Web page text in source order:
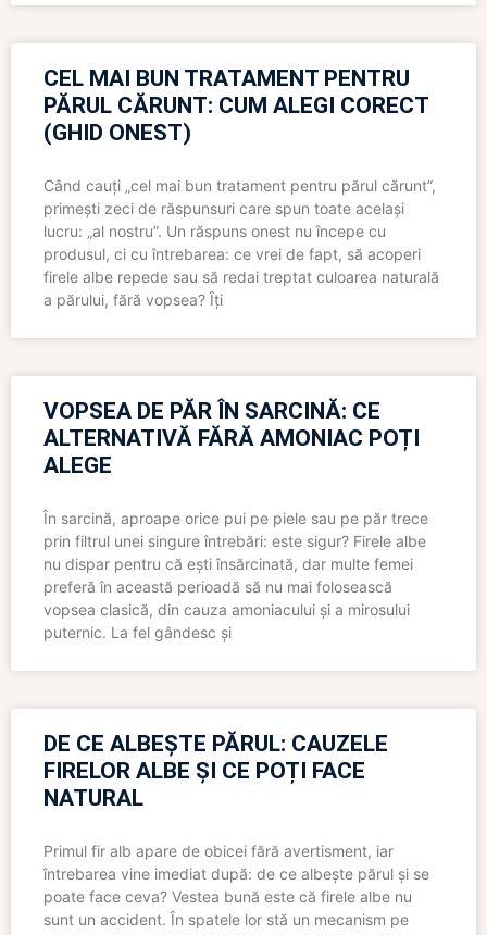
CEL MAI BUN TRATAMENT PENTRU
PĂRUL CĂRUNT: CUM ALEGI CORECT
(GHID ONEST)
Când cauți „cel mai bun tratament pentru părul cărunt”,
primești zeci de răspunsuri care spun toate același
lucru: „al nostru”. Un răspuns onest nu începe cu
produsul, ci cu întrebarea: ce vrei de fapt, să acoperi
firele albe repede sau să redai treptat culoarea naturală
a părului, fără vopsea? Îți
VOPSEA DE PĂR ÎN SARCINĂ: CE
ALTERNATIVĂ FĂRĂ AMONIAC POȚI
ALEGE
În sarcină, aproape orice pui pe piele sau pe păr trece
prin filtrul unei singure întrebări: este sigur? Firele albe
nu dispar pentru că ești însărcinată, dar multe femei
preferă în această perioadă să nu mai folosească
vopsea clasică, din cauza amoniacului și a mirosului
puternic. La fel gândesc și
DE CE ALBEȘTE PĂRUL: CAUZELE
FIRELOR ALBE ȘI CE POȚI FACE
NATURAL
Primul fir alb apare de obicei fără avertisment, iar
întrebarea vine imediat după: de ce albește părul și se
poate face ceva? Vestea bună este că firele albe nu
sunt un accident. În spatele lor stă un mecanism pe